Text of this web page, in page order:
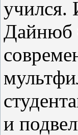
учился.
Дайнюб
и